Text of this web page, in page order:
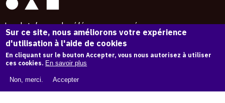
La plateforme de référence pour créer,
conserver et promouvoir l'Histoire de l'Art.
Des catalogues raisonnés aux archives
d'expositions.
43 254 œuvres d'art — 7 587 expositions
Copyright © OAM 2026. Tous droits réservés.
Sur ce site, nous améliorons votre expérience
d'utilisation à l'aide de cookies
En cliquant sur le bouton Accepter, vous nous autorisez à utiliser
ces cookies. En savoir plus
Non, merci. Accepter